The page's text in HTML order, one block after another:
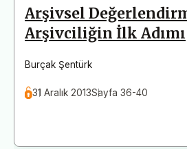
Arşivsel
Arşivciliğin İlk Adımı
Burçak Şentürk
31 Aralık 2013Sayfa 36-40